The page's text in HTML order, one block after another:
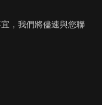
，我們將儘速與您聯